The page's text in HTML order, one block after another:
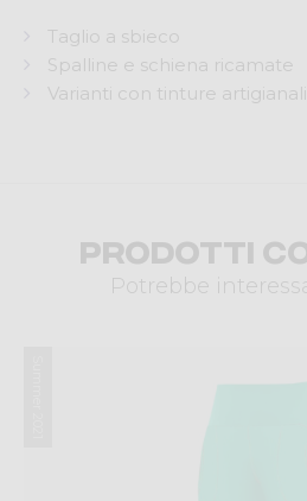
Taglio a sbieco
Spalline e schiena ricamate
Varianti con tinture artigianali
Prodotti
Potrebbe